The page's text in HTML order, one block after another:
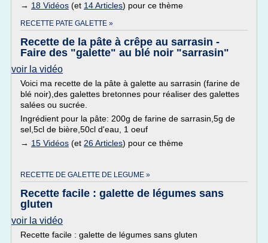
→ 18 Vidéos (et 14 Articles) pour ce thème
RECETTE PATE GALETTE »
Recette de la pâte à crêpe au sarrasin -
Faire des "galette" au blé noir "sarrasin"
voir la vidéo
Voici ma recette de la pâte à galette au sarrasin (farine de
blé noir),des galettes bretonnes pour réaliser des galettes
salées ou sucrée.
Ingrédient pour la pâte: 200g de farine de sarrasin,5g de
sel,5cl de bière,50cl d'eau, 1 oeuf
→ 15 Vidéos (et 26 Articles) pour ce thème
RECETTE DE GALETTE DE LEGUME »
Recette facile : galette de légumes sans
gluten
voir la vidéo
Recette facile : galette de légumes sans gluten